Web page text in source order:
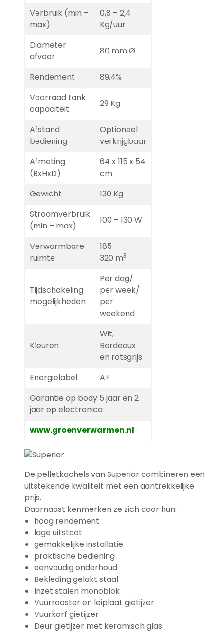
Verbruik (min –
max)
0,8 – 2,4
Kg/uur
Diameter
afvoer
80 mm Ø
Rendement
89,4%
Voorraad tank
capaciteit
29 Kg
Afstand
bediening
Optioneel
verkrijgbaar
Afmeting
(BxHxD)
64 x 115 x 54
cm
Gewicht
130 Kg
Stroomverbruik
(min – max)
100 – 130 W
Verwarmbare
ruimte
185 –
320 m3
Tijdschakeling
mogelijkheden
Per dag/
per week/
per
weekend
Kleuren
Wit,
Bordeaux
en rotsgrijs
Energielabel
A+
Garantie op body 5 jaar en 2
jaar op electronica
www.groenverwarmen.nl
De pelletkachels van Superior combineren een
uitstekende kwaliteit met een aantrekkelijke
prijs.
Daarnaast kenmerken ze zich door hun:
hoog rendement
lage uitstoot
gemakkelijke installatie
praktische bediening
eenvoudig onderhoud
Bekleding gelakt staal
Inzet stalen monoblok
Vuurrooster en leiplaat gietijzer
Vuurkorf gietijzer
Deur gietijzer met keramisch glas